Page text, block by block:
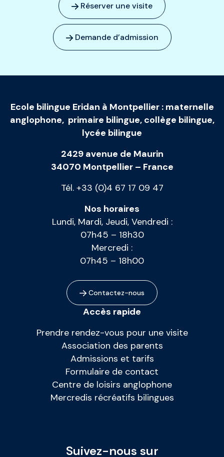
Réserver une visite
Demande d’admission
Ecole bilingue Eridan à Montpellier: maternelle
anglophone, primaire bilingue, collège bilingue,
lycée bilingue
2429 avenue de Maurin
34070 Montpellier – France
Tél. +33 (0)4 67 17 09 47
Nos horaires
Lundi, Mardi, Jeudi, Vendredi :
07h45 – 18h30
Mercredi :
07h45 – 18h00
Contactez-nous
Accès rapide
Prendre rendez-vous pour une visite
Association des parents
Admissions et tarifs
Formulaire de contact
Centre de loisirs anglophone
Mercredis récréatifs bilingues
Suivez-nous sur